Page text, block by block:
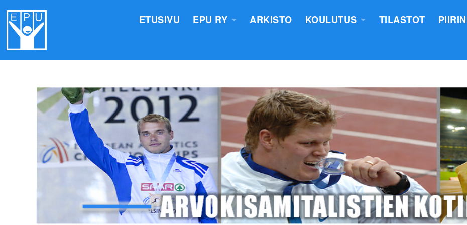
ETUSIVU
EPU RY
VALIOKUNNAT JA TIIMIT
TOIMINTASUUNNITELMA
ARVOMERKKIEN ANOMINEN
EPU:N SÄÄNNÖT
SUOMI100V - EPN YU
TOIMINTAKERTOMUKSET
EPU:N PÖYTÄSTANDAARIN SAANEET
KIRJAUTUMINEN
ARKISTO
KOULUTUS
LASTEN VALMENTAJATUTKINTO
LÄHETTÄJÄKOULUTUS
VALMENTAJAKOULUTUS
PIIRILEIRITYS
TILASTOT